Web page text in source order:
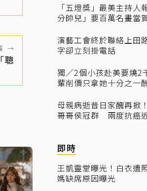
→
聰
「五燈獎」最美主持人
分帥兒」要百萬名畫當
演藝工會終於聯絡上田
字卻立刻掛電話
獨／2個小孩赴美要燒2
輩削價只拿她十分之一
母親病逝昔日家醜再掀
哥哥侯冠群 兩度抗癌
即時
王凱靈堂曝光！白衣遺
媽缺席原因曝光